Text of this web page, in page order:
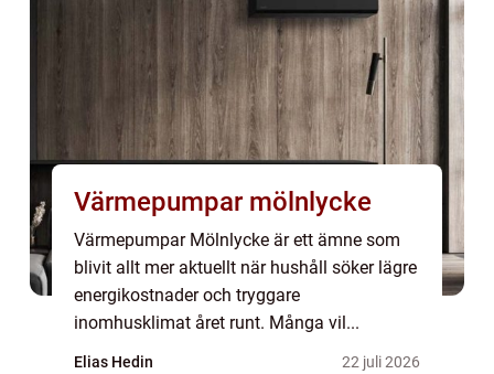
Värmepumpar mölnlycke
Värmepumpar Mölnlycke är ett ämne som
blivit allt mer aktuellt när hushåll söker lägre
energikostnader och tryggare
inomhusklimat året runt. Många vil...
Elias Hedin 22 juli 2026